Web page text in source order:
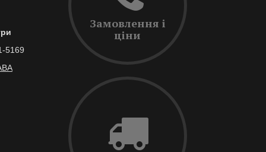
5169
Замовлення і
ціни